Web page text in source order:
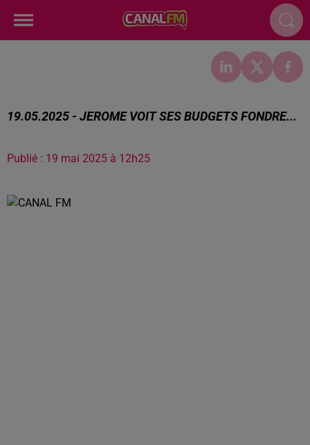
19.05.2025 - JEROME VOIT SES BUDGETS FONDRE...
Publié : 19 mai 2025 à 12h25